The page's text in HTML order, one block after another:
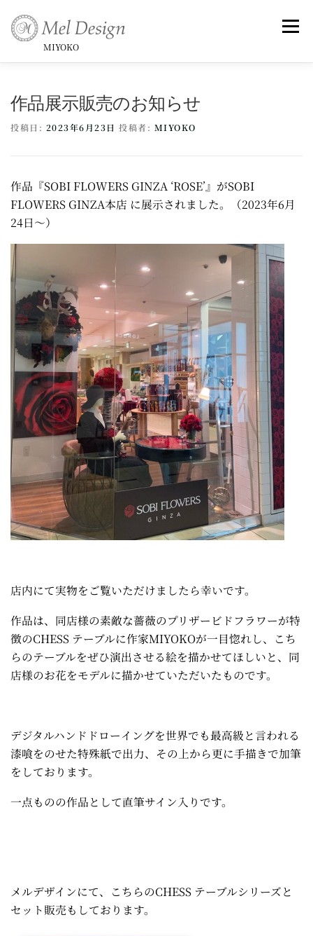
ン
MIYOKO
メニ
Commentary Profile &History
Artist Statement & Biography , Interview
instagram Gallery News Contact
作品展示販売のお知らせ
投稿日: 2023年6月23日 投稿者: MIYOKO
作品『SOBI FLOWERS GINZA ‘ROSE’』がSOBI
FLOWERS GINZA本店 に展示されました。（2023年6月
24日〜）
店内にて実物をご覧いただけましたら幸いです。
作品は、同店様の素敵な薔薇のプリザービドフラワーが特
徴のCHESS テーブルに作家MIYOKOが一目惚れし、こち
らのテーブルをぜひ演出させる絵を描かせてほしいと、同
店様のお花をモデルに描かせていただいたものです。
デジタルハンドドローイングを世界でも最高級と言われる
漆喰をのせた特殊紙で出力、その上から更に手描きで加筆
をしております。
一点ものの作品として直筆サイン入りです。
メルデザインにて、こちらのCHESS テーブルシリーズと
セット販売もしております。